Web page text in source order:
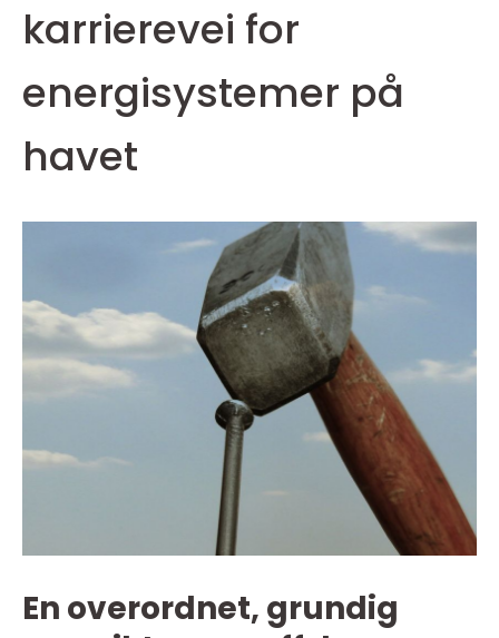
karrierevei for
energisystemer på
havet
En overordnet, grundig